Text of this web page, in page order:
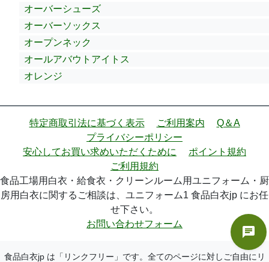
オーバーシューズ
オーバーソックス
オープンネック
オールアバウトアイトス
オレンジ
特定商取引法に基づく表示 ご利用案内
Q＆A
プライバシーポリシー
安心してお買い求めいただくために
ポイント規約
ご利用規約
食品工場用白衣・給食衣・クリーンルーム用ユニフォーム・厨
房用白衣に関するご相談は、ユニフォーム1 食品白衣jp にお任
せ下さい。
お問い合わせフォーム
食品白衣jp は「リンクフリー」です。全てのページに対しご自由にリ